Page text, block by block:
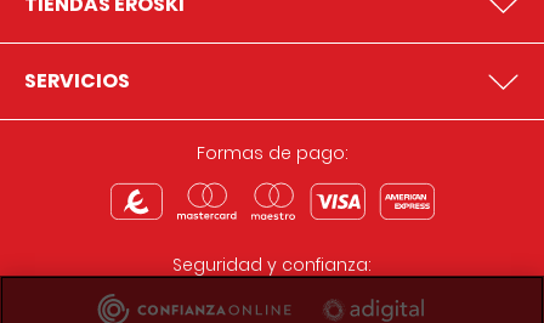
SERVICIOS
Formas de pago:
Seguridad y confianza: